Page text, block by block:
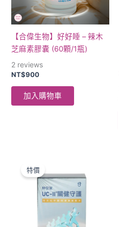
【合偉生物】好好睡 – 辣木
芝麻素膠囊 (60顆/1瓶)
2 reviews
NT$900
加入購物車
特價
價
格：
NT$1,900。
價
格：
NT$1,000。